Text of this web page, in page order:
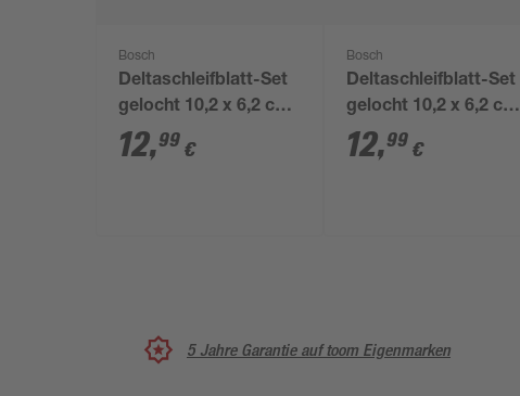
Bosch
Deltaschleifblatt-Set
gelocht 10,2 x 6,2 cm
G180 10 Stück
12,99 €
Bosch
Deltaschleifblatt-Set
gelocht 10,2 x 6,2 cm
G120 10 Stück
12,99 €
5 Jahre Garantie auf toom Eigenmarken